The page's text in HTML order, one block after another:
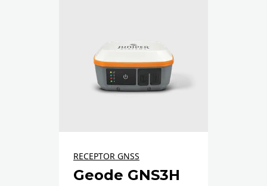
RECEPTOR GNSS
Geode GNS3H